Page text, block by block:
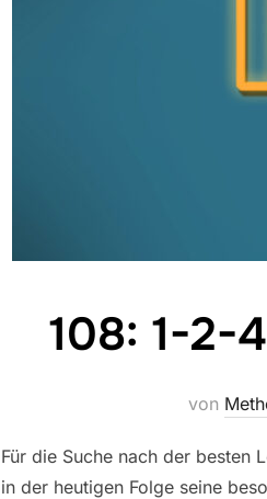
108: 1-2-
von
Für die Suche nach der besten
in der heutigen Folge seine